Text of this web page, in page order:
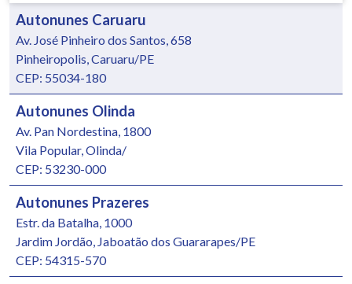
Autonunes Caruaru
Av. José Pinheiro dos Santos, 658
Pinheiropolis, Caruaru/PE
CEP: 55034-180
Autonunes Olinda
Av. Pan Nordestina, 1800
Vila Popular, Olinda/
CEP: 53230-000
Autonunes Prazeres
Estr. da Batalha, 1000
Jardim Jordão, Jaboatão dos Guararapes/PE
CEP: 54315-570